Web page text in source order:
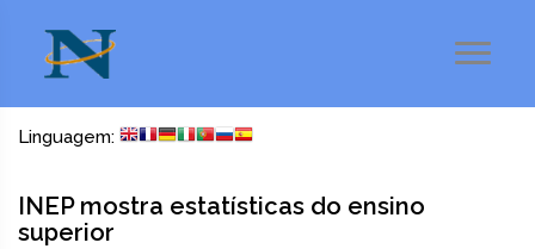
Linguagem:
INEP mostra estatísticas do ensino
superior